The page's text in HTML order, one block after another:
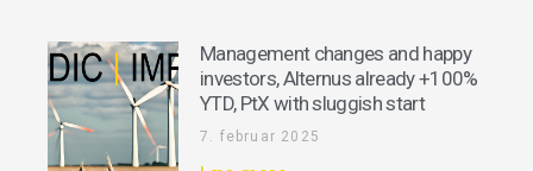
Management changes and happy
investors, Alternus already +100%
YTD, PtX with sluggish start
7. februar 2025